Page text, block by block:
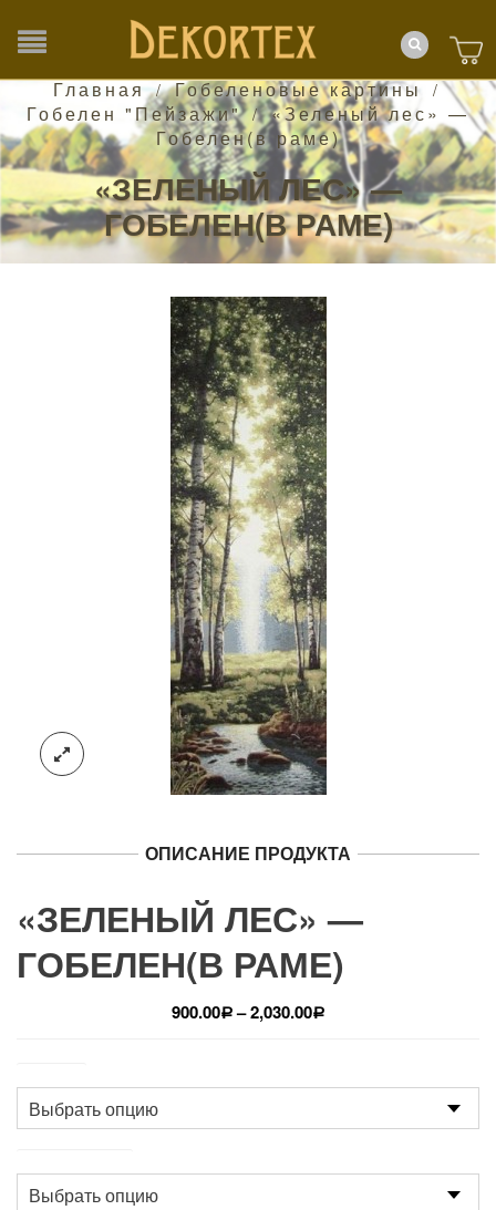
Главная / Гобеленовые картины /
Гобелен "Пейзажи" / «Зеленый лес» —
Гобелен(в раме)
«ЗЕЛЕНЫЙ ЛЕС» —
ГОБЕЛЕН(В РАМЕ)
ОПИСАНИЕ ПРОДУКТА
«ЗЕЛЕНЫЙ ЛЕС» —
ГОБЕЛЕН(В РАМЕ)
900.00Р –2,030.00Р